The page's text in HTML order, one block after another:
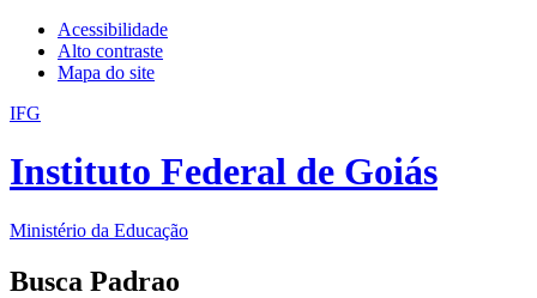
Acessibilidade
Alto contraste
Mapa do site
IFG
Instituto Federal de Goiás
Ministério da Educação
Busca Padrao